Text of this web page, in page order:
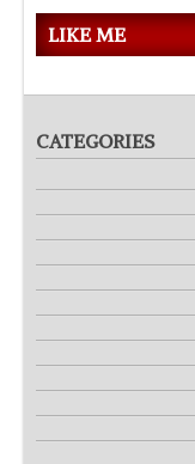
LIKE ME
CATEGORIES